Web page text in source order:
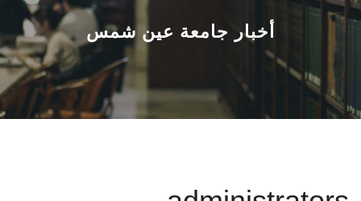
القطاعـات
الشئون الأكاديمية
البحث العلمي
أخبار جامعة عين شمس